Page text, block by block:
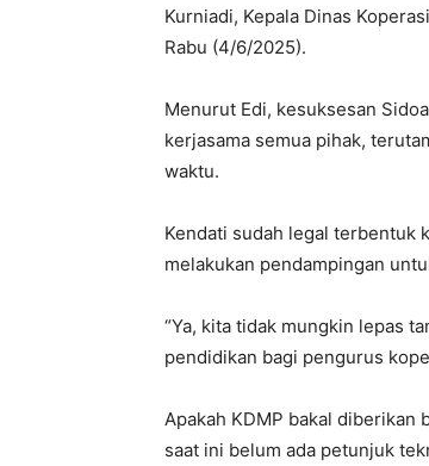
Kurniadi, Kepala Dinas
Rabu (4/6/2025).
Menurut Edi, kesuksesan
kerjasama semua pihak,
waktu.
Kendati sudah legal terbentuk
melakukan pendampingan
“Ya, kita tidak mungkin lepas
pendidikan bagi pengurus
Apakah KDMP bakal diberikan
saat ini belum ada petunjuk